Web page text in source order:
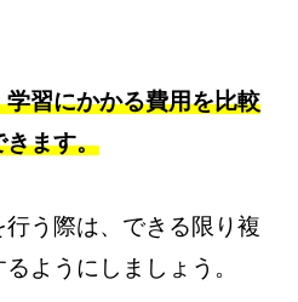
習にかかる費用を比較
きます。
う際は、できる限り複
ようにしましょう。